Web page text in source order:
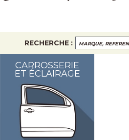
RECHERCHE :
CARROSSERIE
ET ÉCLAIRAGE